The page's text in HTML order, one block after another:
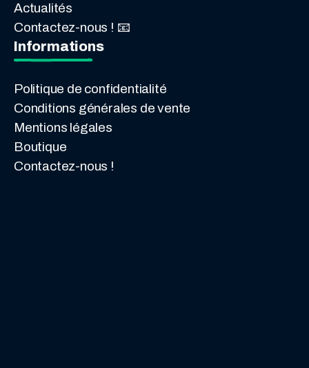
Actualités
Contactez-nous ! 📧
Informations
Politique de confidentialité
Conditions générales de vente
Mentions légales
Boutique
Contactez-nous !